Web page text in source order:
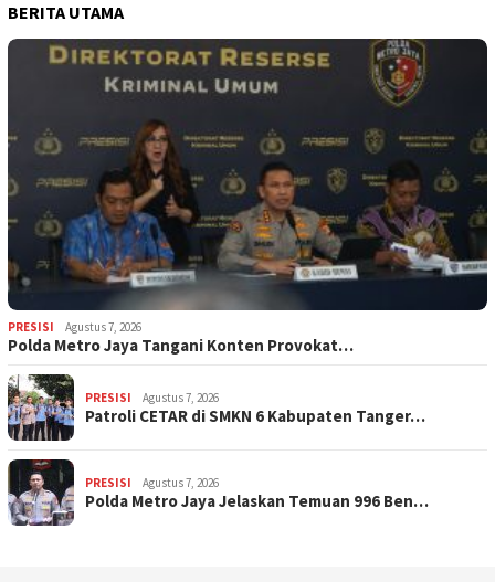
BERITA UTAMA
PRESISI Agustus 7, 2026
Polda Metro Jaya Tangani Konten Provokat…
PRESISI Agustus 7, 2026
Patroli CETAR di SMKN 6 Kabupaten Tanger…
PRESISI Agustus 7, 2026
Polda Metro Jaya Jelaskan Temuan 996 Ben…